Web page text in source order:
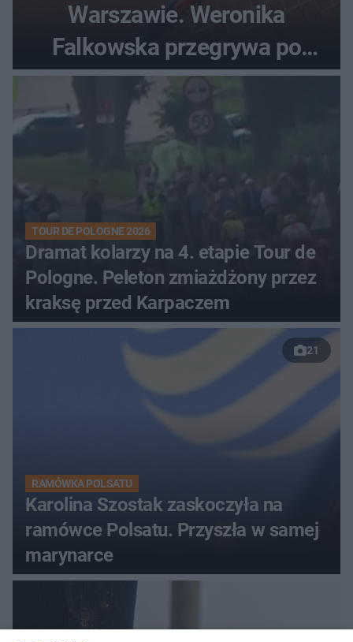
Warszawie. Weronika
Falkowska przegrywa po
zaciętym boju
TOUR DE POLOGNE 2026
Dramat kolarzy na 4. etapie Tour de
Pologne. Peleton zmiażdżony przez
kraksę przed Karpaczem
21
RAMÓWKA POLSATU
Karolina Szostak zaskoczyła na
ramówce Polsatu. Przyszła w samej
marynarce